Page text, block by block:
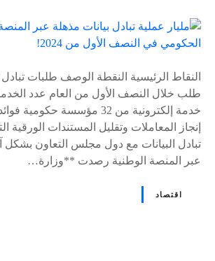
ى
٪
خدمة إلكترونية من 32 مؤسسة
إنجاز المعاملات وتقليل المستندات الورقية
تبادل البيانات مع دول مجلس التعاون بشكل
عبر المنصة الوطنية رصدت **وزارة…
اقتصاد